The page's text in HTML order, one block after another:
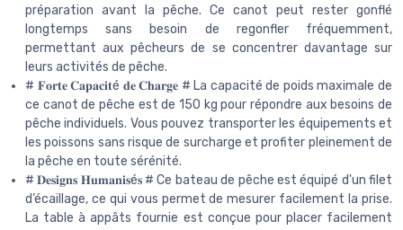
préparation avant la pêche. Ce canot peut rester gonflé
longtemps sans besoin de regonfler fréquemment,
permettant aux pêcheurs de se concentrer davantage sur
leurs activités de pêche.
# 𝐅𝐨𝐫𝐭𝐞 𝐂𝐚𝐩𝐚𝐜𝐢𝐭é 𝐝𝐞 𝐂𝐡𝐚𝐫𝐠𝐞 # La capacité de poids maximale de
ce canot de pêche est de 150 kg pour répondre aux besoins de
pêche individuels. Vous pouvez transporter les équipements et
les poissons sans risque de surcharge et profiter pleinement de
la pêche en toute sérénité.
# 𝐃𝐞𝐬𝐢𝐠𝐧𝐬 𝐇𝐮𝐦𝐚𝐧𝐢𝐬é𝐬 # Ce bateau de pêche est équipé d'un filet
d’écaillage, ce qui vous permet de mesurer facilement la prise.
La table à appâts fournie est conçue pour placer facilement